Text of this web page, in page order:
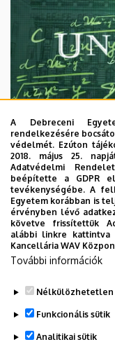
2026. augusztus 7.
Univerzum:
titkos
KUTATÁS
A Debreceni
rendelkezésére
védelmét. Ezúton
2018. május 25.
Adatvédelmi
beépítette a GDPR
tevékenységébe. A
Egyetem korábban is
érvényben lévő
követve frissítettük
alábbi linkre
Kancellária WAV
További információk
Nélkülözhetetlen
Funkcionális sütik
Analitikai sütik